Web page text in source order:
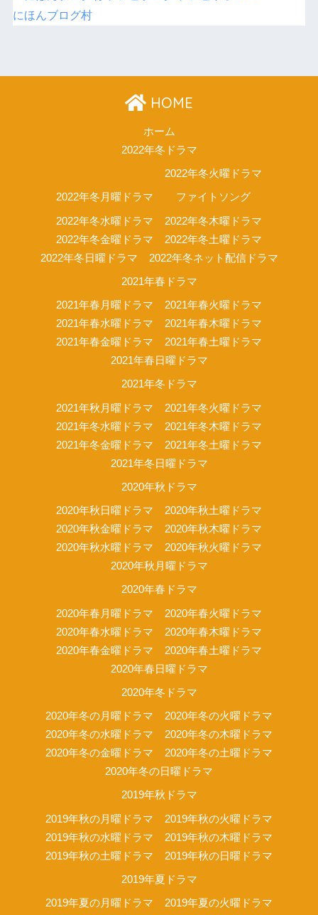
にほんブログ村
HOME
ホーム
2022年冬ドラマ
2022年冬月曜ドラマ
2022年冬火曜ドラマ
ファイトソング
2022年冬水曜ドラマ
2022年冬木曜ドラマ
2022年冬金曜ドラマ
2022年冬土曜ドラマ
2022年冬日曜ドラマ
2022年冬ネット配信ドラマ
2021年春ドラマ
2021年春月曜ドラマ
2021年春火曜ドラマ
2021年春水曜ドラマ
2021年春木曜ドラマ
2021年春金曜ドラマ
2021年春土曜ドラマ
2021年春日曜ドラマ
2021年冬ドラマ
2021年秋月曜ドラマ
2021年冬火曜ドラマ
2021年冬水曜ドラマ
2021年冬木曜ドラマ
2021年冬金曜ドラマ
2021年冬土曜ドラマ
2021年冬日曜ドラマ
2020年秋ドラマ
2020年秋日曜ドラマ
2020年秋土曜ドラマ
2020年秋金曜ドラマ
2020年秋木曜ドラマ
2020年秋水曜ドラマ
2020年秋火曜ドラマ
2020年秋月曜ドラマ
2020年春ドラマ
2020年春月曜ドラマ
2020年春火曜ドラマ
2020年春水曜ドラマ
2020年春木曜ドラマ
2020年春金曜ドラマ
2020年春土曜ドラマ
2020年春日曜ドラマ
2020年冬ドラマ
2020年冬の月曜ドラマ
2020年冬の火曜ドラマ
2020年冬の水曜ドラマ
2020年冬の木曜ドラマ
2020年冬の金曜ドラマ
2020年冬の土曜ドラマ
2020年冬の日曜ドラマ
2019年秋ドラマ
2019年秋の月曜ドラマ
2019年秋の火曜ドラマ
2019年秋の水曜ドラマ
2019年秋の木曜ドラマ
2019年秋の土曜ドラマ
2019年秋の日曜ドラマ
2019年夏ドラマ
2019年夏の月曜ドラマ 2019年夏の火曜ドラマ